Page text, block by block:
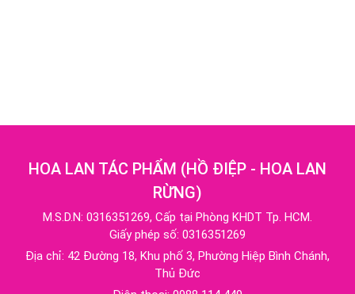
HOA LAN TÁC PHẨM (HỒ ĐIỆP - HOA LAN
RỪNG)
M.S.D.N: 0316351269, Cấp tại Phòng KHDT Tp. HCM.
Giấy phép số: 0316351269
Địa chỉ: 42 Đường 18, Khu phố 3, Phường Hiệp Bình Chánh,
Thủ Đức